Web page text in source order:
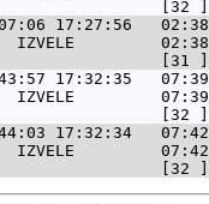
17:27:56   02:38
IZVELE
17:32:35
IZVELE
17:32:34   07:42
IZVELE